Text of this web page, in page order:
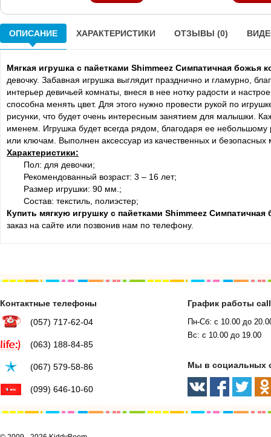
ОПИСАНИЕ ХАРАКТЕРИСТИКИ ОТЗЫВЫ (0)
Мягкая игрушка с пайетками Shimmeez Симпатичная божья
девочку. Забавная игрушка выглядит празднично и гламурно,
интерьер девичьей комнаты, внеся в нее нотку радости и
способна менять цвет. Для этого нужно провести рукой по
рисунки, что будет очень интересным занятием для малышки.
именем. Игрушка будет всегда рядом, благодаря ее
или ключам. Выполнен аксессуар из качественных и
Характеристики:
Пол: для девочки;
Рекомендованный возраст: 3 – 16 лет;
Размер игрушки: 90 мм.;
Состав: текстиль, полиэстер;
Купить мягкую игрушку с пайетками Shimmeez
заказ на сайте или позвонив нам по телефону.
Контактные телефоны
(057) 717-62-04
(063) 188-84-85
(067) 579-58-86
(099) 646-10-60
График работы
Пн-Сб: с 10.00 до
Вс: с 10.00 до 19.00
Мы в социальных